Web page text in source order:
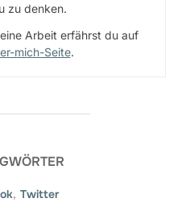
zu denken.
Arbeit erfährst du auf
mich-Seite.
, Twitter